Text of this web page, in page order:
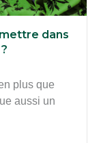
dans
plus que
aussi un